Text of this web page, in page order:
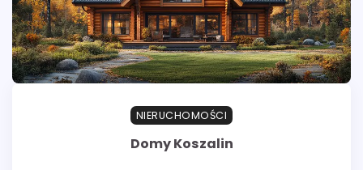
NIERUCHOMOŚCI
Domy Koszalin